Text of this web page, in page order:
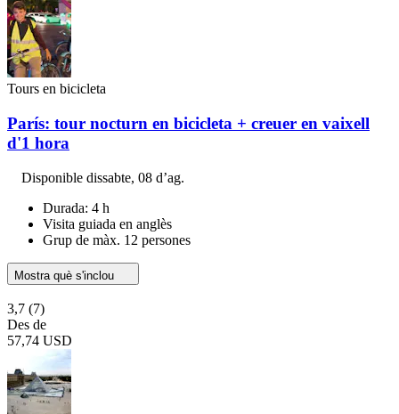
Tours en bicicleta
París: tour nocturn en bicicleta + creuer en vaixell
d'1 hora
Disponible dissabte, 08 d’ag.
Durada: 4 h
Visita guiada en anglès
Grup de màx. 12 persones
Mostra què s'inclou
3,7 (7)
Des de
57,74 USD